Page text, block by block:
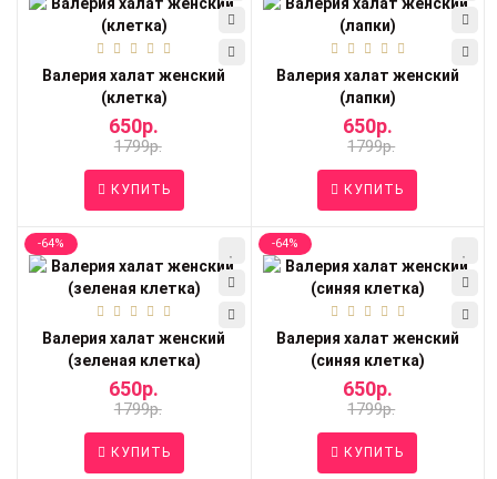
Валерия халат женский
(клетка)
650р.
1799р.
КУПИТЬ
Валерия халат женский
(лапки)
650р.
1799р.
КУПИТЬ
-64%
Валерия халат женский
(зеленая клетка)
650р.
1799р.
КУПИТЬ
-64%
Валерия халат женский
(синяя клетка)
650р.
1799р.
КУПИТЬ